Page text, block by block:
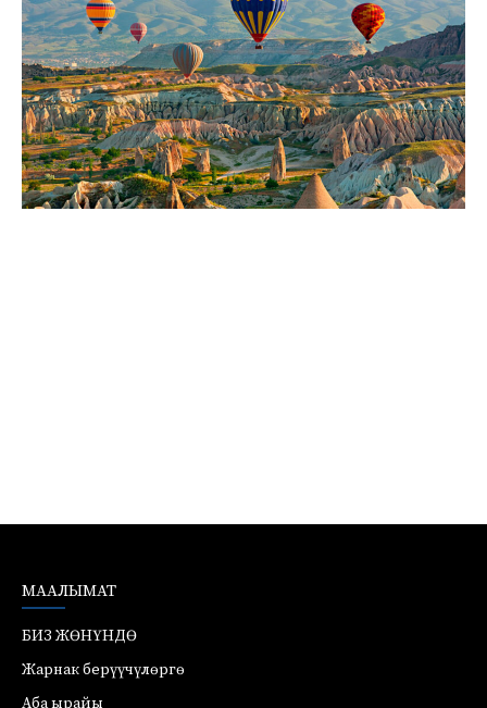
МААЛЫМАТ
БИЗ ЖӨНҮНДӨ
Жарнак берүүчүлөргө
Аба ырайы